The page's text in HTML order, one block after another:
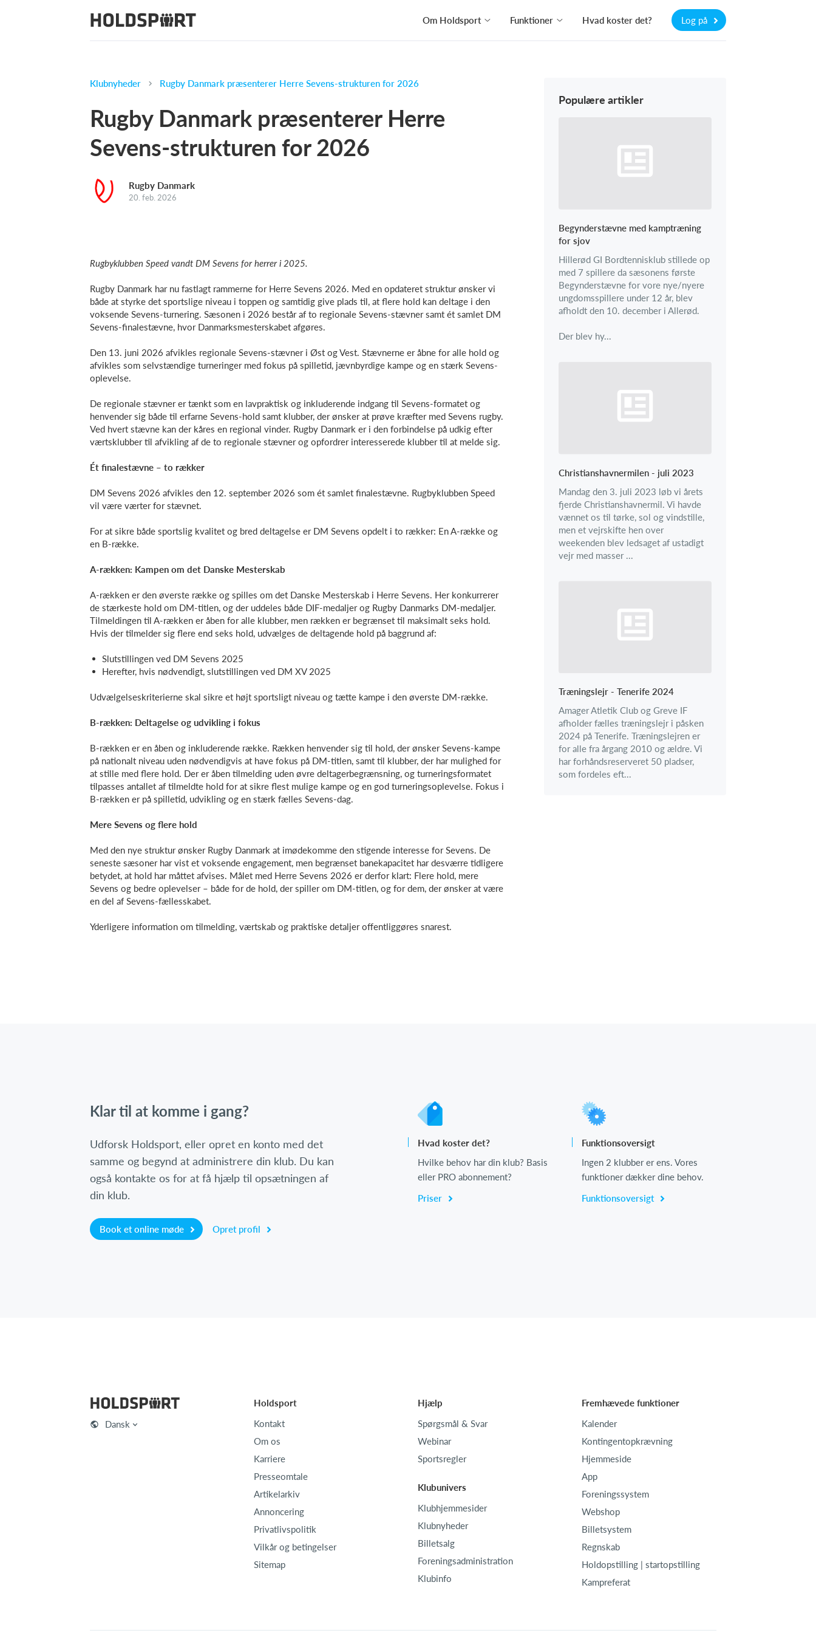
Om Holdsport Funktioner Hvad koster det? Log på
Klubnyheder Rugby Danmark præsenterer Herre Sevens-strukturen for 2026
Rugby Danmark præsenterer Herre
Sevens-strukturen for 2026
Rugby Danmark
20. feb. 2026
Rugbyklubben Speed vandt DM Sevens for herrer i 2025.
Rugby Danmark har nu fastlagt rammerne for Herre Sevens 2026. Med en opdateret struktur ønsker vi
både at styrke det sportslige niveau i toppen og samtidig give plads til, at flere hold kan deltage i den
voksende Sevens-turnering. Sæsonen i 2026 består af to regionale Sevens-stævner samt ét samlet DM
Sevens-finalestævne, hvor Danmarksmesterskabet afgøres.
Den 13. juni 2026 afvikles regionale Sevens-stævner i Øst og Vest. Stævnerne er åbne for alle hold og
afvikles som selvstændige turneringer med fokus på spilletid, jævnbyrdige kampe og en stærk Sevens-
oplevelse.
De regionale stævner er tænkt som en lavpraktisk og inkluderende indgang til Sevens-formatet og
henvender sig både til erfarne Sevens-hold samt klubber, der ønsker at prøve kræfter med Sevens rugby.
Ved hvert stævne kan der kåres en regional vinder. Rugby Danmark er i den forbindelse på udkig efter
værtsklubber til afvikling af de to regionale stævner og opfordrer interesserede klubber til at melde sig.
Ét finalestævne – to rækker
DM Sevens 2026 afvikles den 12. september 2026 som ét samlet finalestævne. Rugbyklubben Speed
vil være værter for stævnet.
For at sikre både sportslig kvalitet og bred deltagelse er DM Sevens opdelt i to rækker: En A-række og
en B-række.
A-rækken: Kampen om det Danske Mesterskab
A-rækken er den øverste række og spilles om det Danske Mesterskab i Herre Sevens. Her konkurrerer
de stærkeste hold om DM-titlen, og der uddeles både DIF-medaljer og Rugby Danmarks DM-medaljer.
Tilmeldingen til A-rækken er åben for alle klubber, men rækken er begrænset til maksimalt seks hold.
Hvis der tilmelder sig flere end seks hold, udvælges de deltagende hold på baggrund af:
Slutstillingen ved DM Sevens 2025
Herefter, hvis nødvendigt, slutstillingen ved DM XV 2025
Udvælgelseskriterierne skal sikre et højt sportsligt niveau og tætte kampe i den øverste DM-række.
B-rækken: Deltagelse og udvikling i fokus
B-rækken er en åben og inkluderende række. Rækken henvender sig til hold, der ønsker Sevens-kampe
på nationalt niveau uden nødvendigvis at have fokus på DM-titlen, samt til klubber, der har mulighed for
at stille med flere hold. Der er åben tilmelding uden øvre deltagerbegrænsning, og turneringsformatet
tilpasses antallet af tilmeldte hold for at sikre flest mulige kampe og en god turneringsoplevelse. Fokus i
B-rækken er på spilletid, udvikling og en stærk fælles Sevens-dag.
Mere Sevens og flere hold
Med den nye struktur ønsker Rugby Danmark at imødekomme den stigende interesse for Sevens. De
seneste sæsoner har vist et voksende engagement, men begrænset banekapacitet har desværre tidligere
betydet, at hold har måttet afvises. Målet med Herre Sevens 2026 er derfor klart: Flere hold, mere
Sevens og bedre oplevelser – både for de hold, der spiller om DM-titlen, og for dem, der ønsker at være
en del af Sevens-fællesskabet.
Yderligere information om tilmelding, værtskab og praktiske detaljer offentliggøres snarest.
Populære artikler
Begynderstævne med kamptræning
for sjov
Hillerød GI Bordtennisklub stillede op
med 7 spillere da sæsonens første
Begynderstævne for vore nye/nyere
ungdomsspillere under 12 år, blev
afholdt den 10. december i Allerød.
Der blev hy...
Christianshavnermilen - juli 2023
Mandag den 3. juli 2023 løb vi årets
fjerde Christianshavnermil. Vi havde
vænnet os til tørke, sol og vindstille,
men et vejrskifte hen over
weekenden blev ledsaget af ustadigt
vejr med masser ...
Træningslejr - Tenerife 2024
Amager Atletik Club og Greve IF
afholder fælles træningslejr i påsken
2024 på Tenerife. Træningslejren er
for alle fra årgang 2010 og ældre. Vi
har forhåndsreserveret 50 pladser,
som fordeles eft...
Klar til at komme i gang?
Udforsk Holdsport, eller opret en konto med det
samme og begynd at administrere din klub. Du kan
også kontakte os for at få hjælp til opsætningen af
din klub.
Book et online møde Opret profil
Hvad koster det?
Hvilke behov har din klub? Basis
eller PRO abonnement?
Priser
Funktionsoversigt
Ingen 2 klubber er ens. Vores
funktioner dækker dine behov.
Funktionsoversigt
Dansk
Holdsport
Kontakt
Om os
Karriere
Presseomtale
Artikelarkiv
Annoncering
Privatlivspolitik
Vilkår og betingelser
Sitemap
Hjælp
Spørgsmål & Svar
Webinar
Sportsregler
Klubunivers
Klubhjemmesider
Klubnyheder
Billetsalg
Foreningsadministration
Klubinfo
Fremhævede funktioner
Kalender
Kontingentopkrævning
Hjemmeside
App
Foreningssystem
Webshop
Billetsystem
Regnskab
Holdopstilling | startopstilling
Kampreferat